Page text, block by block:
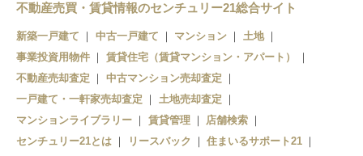
不動産売買・賃貸情報のセンチュリー21総合サイト
新築一戸建て 中古一戸建て マンション
土地
事業投資用物件
賃貸住宅（賃貸マンション・アパート）
不動産売却査定
中古マンション売却査定
一戸建て・一軒家売却査定
土地売却査定
マンションライブラリー
賃貸管理
店舗検索
センチュリー21とは
リースバック
住まいるサポート21